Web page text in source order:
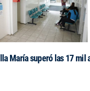
María superó las 17